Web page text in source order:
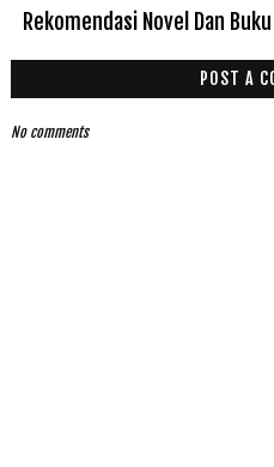
Rekomendasi Novel Dan
POST A
No comments